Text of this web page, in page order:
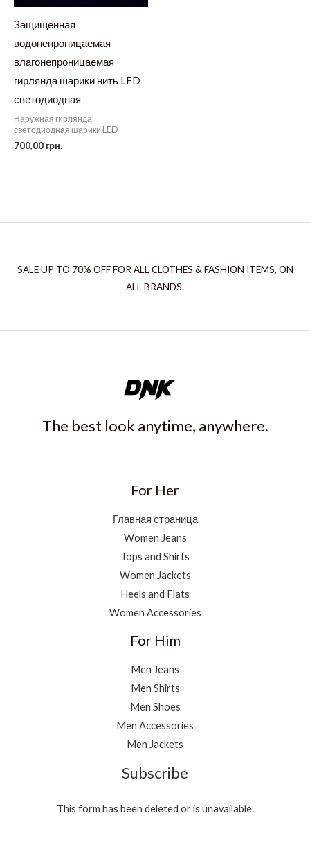
Защищенная
водонепроницаемая
влагонепроницаемая
гирлянда шарики нить LED
светодиодная
Наружная гирлянда
светодиодная шарики LED
700,00 грн.
SALE UP TO 70% OFF FOR ALL CLOTHES & FASHION ITEMS, ON
ALL BRANDS.
The best look anytime, anywhere.
For Her
Главная страница
Women Jeans
Tops and Shirts
Women Jackets
Heels and Flats
Women Accessories
For Him
Men Jeans
Men Shirts
Men Shoes
Men Accessories
Men Jackets
Subscribe
This form has been deleted or is unavailable.